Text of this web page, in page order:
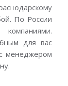
По России
для вас
менеджером